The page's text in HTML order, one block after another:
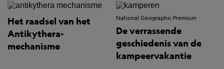
Het raadsel van het
Antikythera-
mechanisme
National Geographic Premium
De verrassende
geschiedenis van de
kampeervakantie